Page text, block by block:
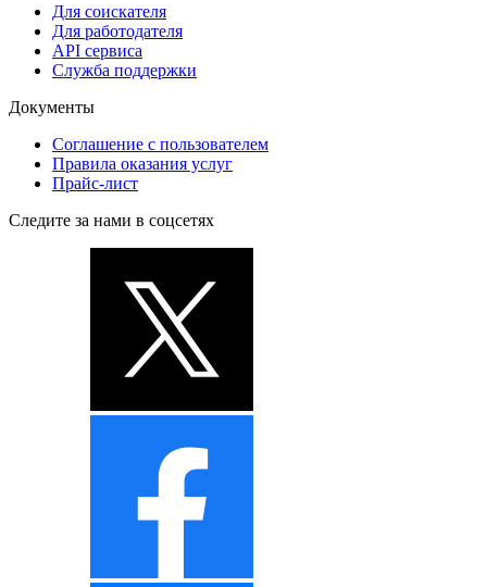
Для соискателя
Для работодателя
API сервиса
Служба поддержки
Документы
Соглашение с пользователем
Правила оказания услуг
Прайс-лист
Следите за нами в соцсетях